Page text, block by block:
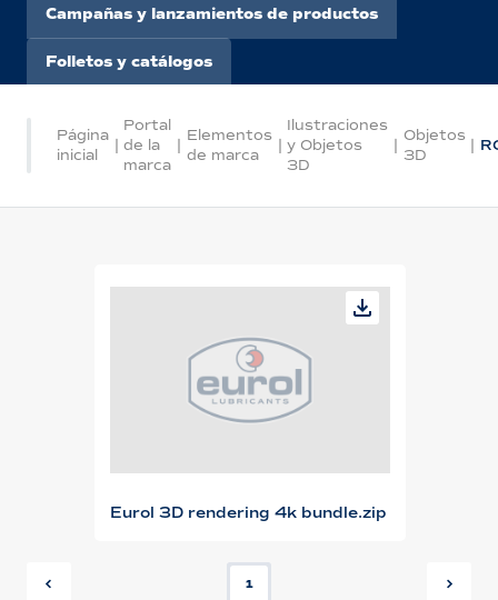
Campañas y lanzamientos de productos
Folletos y catálogos
Página
inicial
|
Portal
de la
marca
|
Elementos
de marca
|
Ilustraciones
y Objetos
3D
|
Objetos
3D
|
Eurol 3D rendering 4k bundle.zip
1